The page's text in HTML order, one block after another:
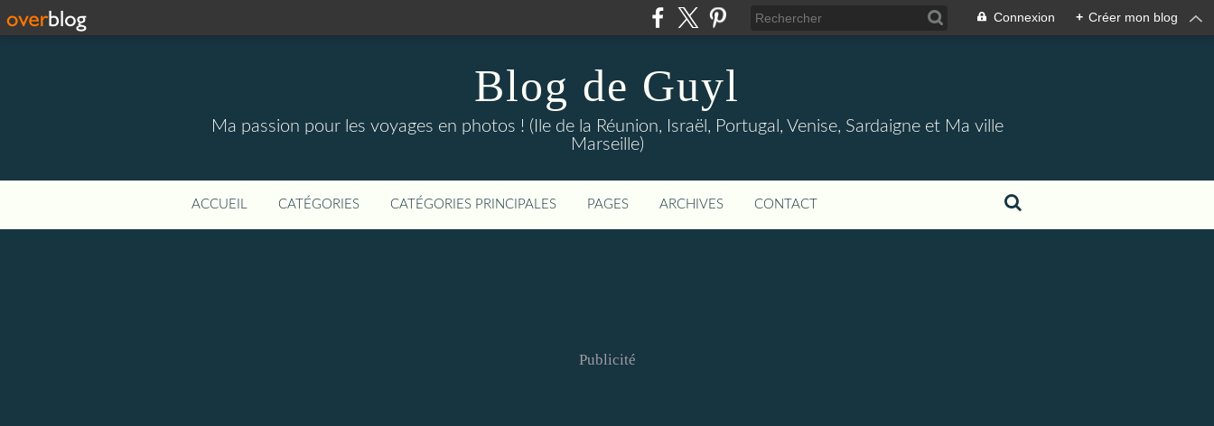
Connexion + Créer mon blog
Blog de Guyl
Ma passion pour les voyages en photos ! (Ile de la Réunion, Israël, Portugal, Venise, Sardaigne et Ma ville
Marseille)
ACCUEIL CATÉGORIES CATÉGORIES PRINCIPALES PAGES ARCHIVES CONTACT
Publicité